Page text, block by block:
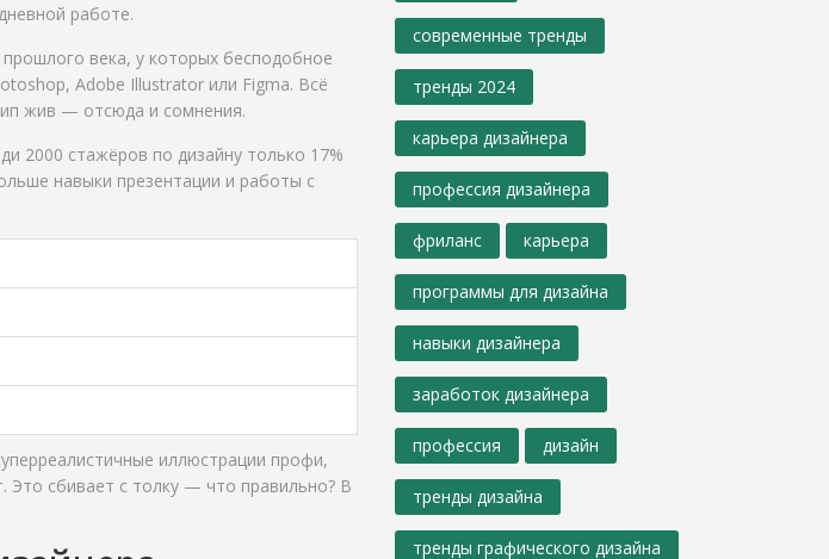
работе.
века, у которых бесподобное
Adobe Illustrator или Figma. Всё
жив — отсюда и сомнения.
2000 стажёров по дизайну только 17%
навыки презентации и работы с
иллюстрации профи,
Это сбивает с толку — что правильно? В
современные тренды
тренды 2024
карьера дизайнера
профессия дизайнера
фриланс карьера
программы для дизайна
навыки дизайнера
заработок дизайнера
профессия дизайн
тренды дизайна
тренды графического дизайна